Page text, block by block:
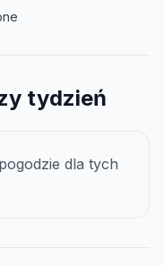
tydzień
dla tych